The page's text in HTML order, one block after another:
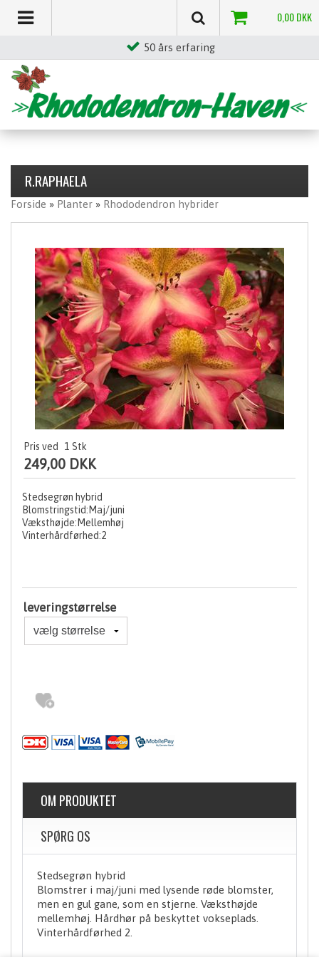
50 års erfaring
0,00DKK
R.RAPHAELA
Forside » Planter » Rhododendron hybrider
Pris ved 1 Stk
249,00 DKK
Stedsegrøn hybrid
Blomstringstid:Maj/juni
Væksthøjde:Mellemhøj
Vinterhårdførhed:2
leveringstørrelse
OM PRODUKTET
SPØRG OS
Stedsegrøn hybrid
Blomstrer i maj/juni med lysende røde blomster,
men en gul gane, som en stjerne. Væksthøjde
mellemhøj. Hårdhør på beskyttet vokseplads.
Vinterhårdførhed 2.